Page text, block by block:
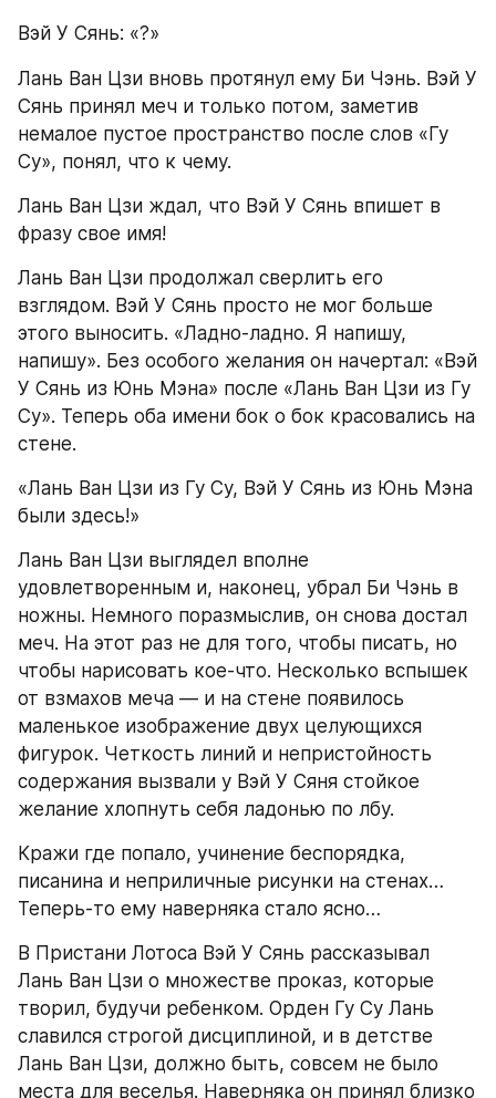
Вэй У Сянь: «?»
Лань Ван Цзи вновь протянул ему Би Чэнь. Вэй У
Сянь принял меч и только потом, заметив
немалое пустое пространство после слов «Гу
Су», понял, что к чему.
Лань Ван Цзи ждал, что Вэй У Сянь впишет в
фразу свое имя!
Лань Ван Цзи продолжал сверлить его
взглядом. Вэй У Сянь просто не мог больше
этого выносить. «Ладно-ладно. Я напишу,
напишу». Без особого желания он начертал: «Вэй
У Сянь из Юнь Мэна» после «Лань Ван Цзи из Гу
Су». Теперь оба имени бок о бок красовались на
стене.
«Лань Ван Цзи из Гу Су, Вэй У Сянь из Юнь Мэна
были здесь!»
Лань Ван Цзи выглядел вполне
удовлетворенным и, наконец, убрал Би Чэнь в
ножны. Немного поразмыслив, он снова достал
меч. На этот раз не для того, чтобы писать, но
чтобы нарисовать кое-что. Несколько вспышек
от взмахов меча — и на стене появилось
маленькое изображение двух целующихся
фигурок. Четкость линий и непристойность
содержания вызвали у Вэй У Сяня стойкое
желание хлопнуть себя ладонью по лбу.
Кражи где попало, учинение беспорядка,
писанина и неприличные рисунки на стенах…
Теперь-то ему наверняка стало ясно…
В Пристани Лотоса Вэй У Сянь рассказывал
Лань Ван Цзи о множестве проказ, которые
творил, будучи ребенком. Орден Гу Су Лань
славился строгой дисциплиной, и в детстве
Лань Ван Цзи, должно быть, совсем не было
места для веселья. Наверняка он принял близко